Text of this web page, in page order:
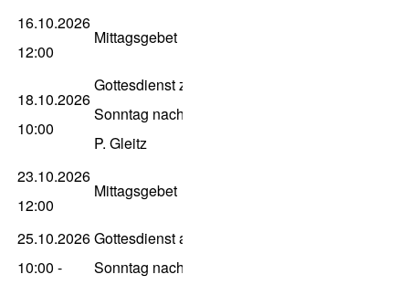
16.10.2026
12:00
Mittagsgebet
18.10.2026
10:00
Gottesdienst zum 20.
Sonntag nach Trinitatis,
P. Gleitz
23.10.2026
12:00
Mittagsgebet
25.10.2026
10:00 -
Gottesdienst am 21.
Sonntag nach Trinitatis